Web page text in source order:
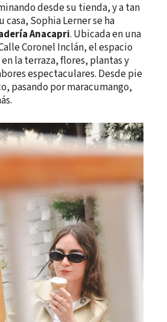
desde su tienda, y a tan
casa, Sophia Lerner se ha
Anacapri. Ubicada en una
Coronel Inclán, el espacio
la terraza, flores, plantas y
espectaculares. Desde pie
pasando por maracumango,